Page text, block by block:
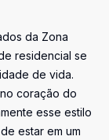
da Zona
residencial se
de vida.
coração do
esse estilo
estar em um